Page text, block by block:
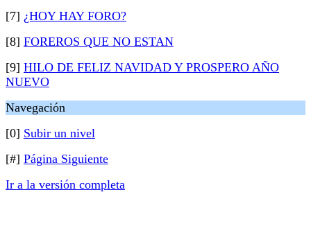
[7] ¿HOY HAY FORO?
[8] FOREROS QUE NO ESTAN
[9] HILO DE FELIZ NAVIDAD Y PROSPERO AÑO
NUEVO
Navegación
[0] Subir un nivel
[#] Página Siguiente
Ir a la versión completa